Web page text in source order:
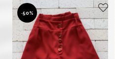
-50%